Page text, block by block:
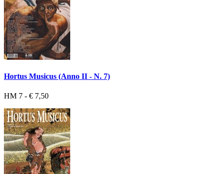
Hortus Musicus (Anno II - N. 7)
HM 7 - € 7,50